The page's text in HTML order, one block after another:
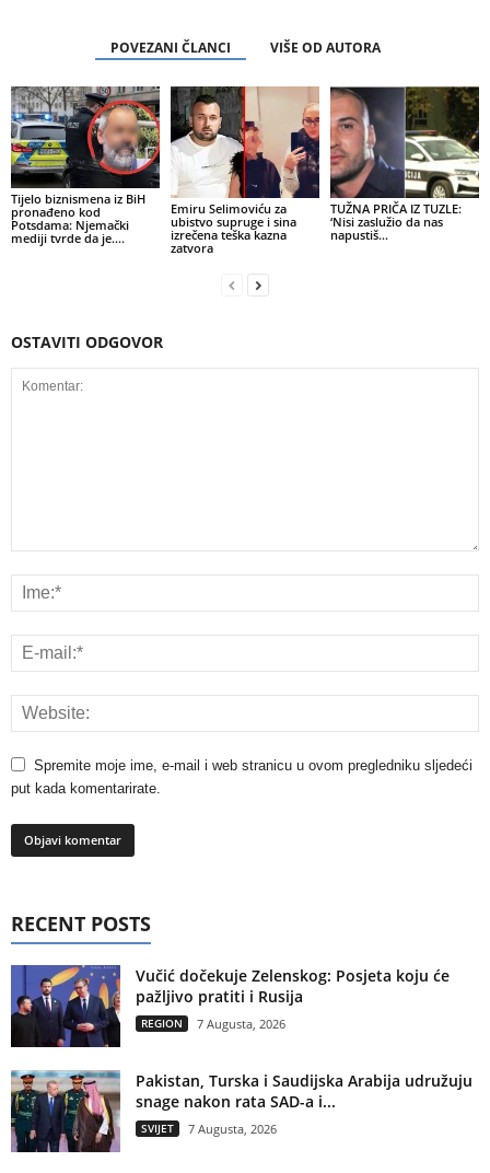
POVEZANI ČLANCI VIŠE OD AUTORA
Tijelo biznismena iz BiH
pronađeno kod
Potsdama: Njemački
mediji tvrde da je….
Emiru Selimoviću za
ubistvo supruge i sina
izrečena teška kazna
zatvora
TUŽNA PRIČA IZ TUZLE:
‘Nisi zaslužio da nas
napustiš…
OSTAVITI ODGOVOR
Spremite moje ime, e-mail i web stranicu u ovom pregledniku sljedeći
put kada komentarirate.
RECENT POSTS
Vučić dočekuje Zelenskog: Posjeta koju će
pažljivo pratiti i Rusija
REGION 7 Augusta, 2026
Pakistan, Turska i Saudijska Arabija udružuju
snage nakon rata SAD-a i...
SVIJET 7 Augusta, 2026